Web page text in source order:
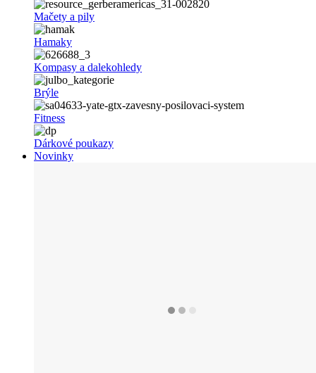
Mačety a pily
Hamaky
Kompasy a dalekohledy
Brýle
Fitness
Dárkové poukazy
Novinky